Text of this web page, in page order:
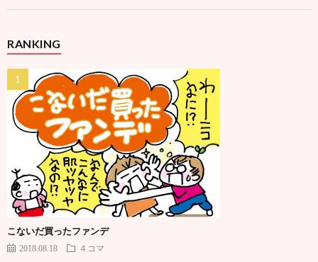
RANKING
こないだ買ったファンデ
2018.08.18 ４コマ